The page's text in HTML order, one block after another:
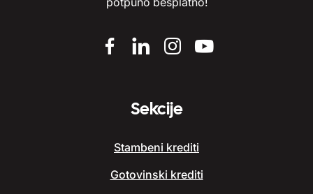
Sekcije
Stambeni krediti
Gotovinski krediti